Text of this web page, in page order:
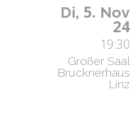
Di, 5. Nov
24
19:30
Großer Saal
Brucknerhaus
Linz